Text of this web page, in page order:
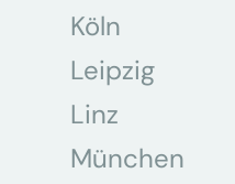
Köln
Leipzig
Linz
München